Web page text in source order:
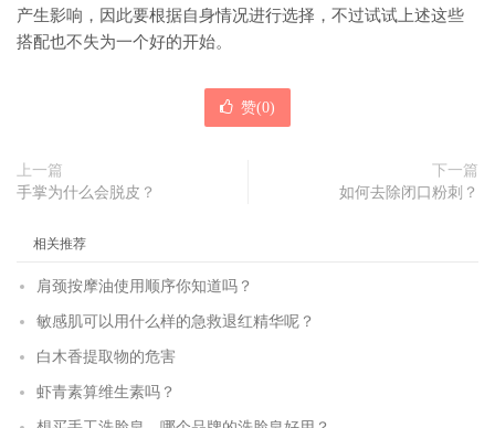
产生影响，因此要根据自身情况进行选择，不过试试上述这些
搭配也不失为一个好的开始。
赞(0)
上一篇
手掌为什么会脱皮？
下一篇
如何去除闭口粉刺？
相关推荐
肩颈按摩油使用顺序你知道吗？
敏感肌可以用什么样的急救退红精华呢？
白木香提取物的危害
虾青素算维生素吗？